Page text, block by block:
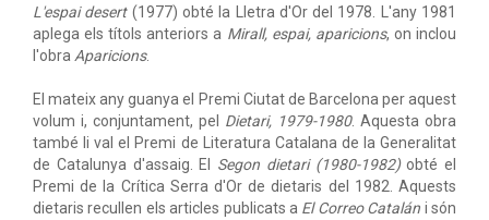
L'espai desert(1977) obté la Lletra d'Or del 1978. L'any 1981
aplega els títols anteriors a Mirall, espai, aparicions, on inclou
l'obra Aparicions.
El mateix any guanya el Premi Ciutat de Barcelona per aquest
volum i, conjuntament, pel Dietari, 1979-1980. Aquesta obra
també li val el Premi de Literatura Catalana de la Generalitat
de Catalunya d'assaig. El Segon dietari (1980-1982)obté el
Premi de la Crítica Serra d'Or de dietaris del 1982. Aquests
dietaris recullen els articles publicats a El Correo Catalán i són